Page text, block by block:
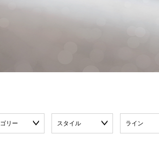
リー スタイル ライン